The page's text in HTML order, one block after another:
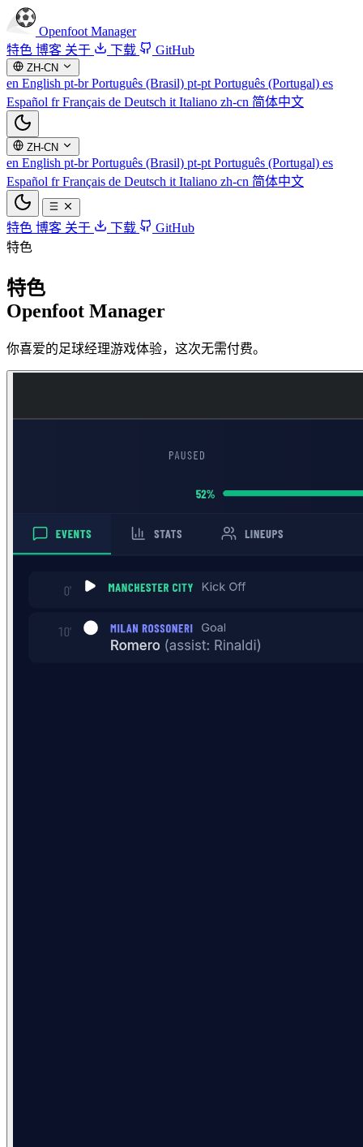
Openfoot Manager
特色 博客 关于 下载 GitHub
ZH-CN
en English pt-brPortuguês (Brasil) pt-pt Português (Portugal) es
Español frFrançais de Deutsch it Italiano zh-cn 简体中文
ZH-CN
en English pt-brPortuguês (Brasil) pt-pt Português (Portugal) es
Español frFrançais de Deutsch it Italiano zh-cn 简体中文
特色 博客 关于 下载
GitHub
特色
特色
Openfoot Manager
你喜爱的足球经理游戏体验，这次无需付费。